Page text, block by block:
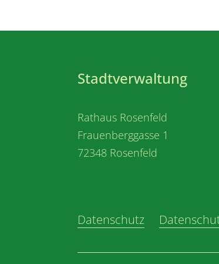
Stadtverwaltung
Rathaus Rosenfeld
Frauenberggasse 1
72348 Rosenfeld
Datenschutz